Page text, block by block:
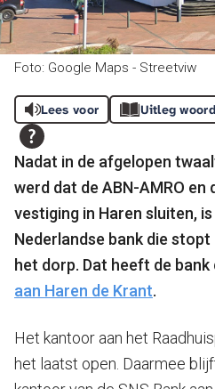
Foto: Google Maps - Streetviw
Lees voor Uitleg
Nadat in de afgelopen
werd dat de ABN-AMRO en
vestiging in Haren sluiten,
Nederlandse bank die
het dorp. Dat heeft de
aan Haren de Krant.
Het kantoor aan het
het laatst open. Daarmee